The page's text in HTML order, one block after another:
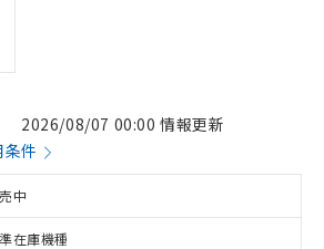
2026/08/07 00:00 情報更新
件
中
在庫機種